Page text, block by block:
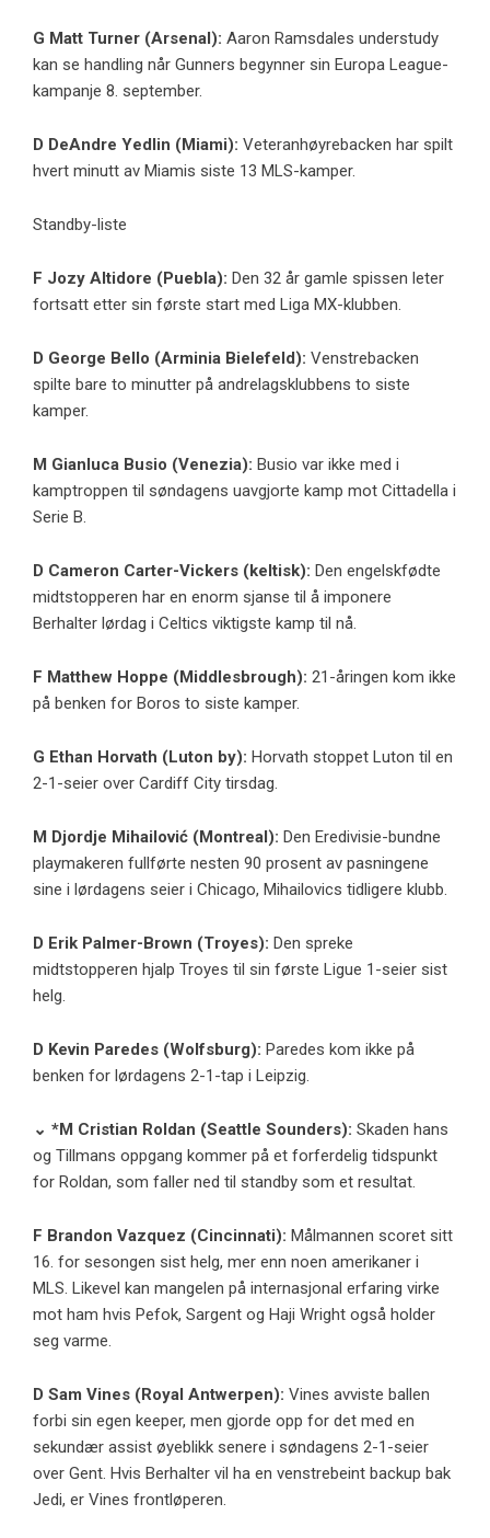
G Matt Turner (Arsenal): Aaron Ramsdales understudy
kan se handling når Gunners begynner sin Europa League-
kampanje 8. september.
D DeAndre Yedlin (Miami): Veteranhøyrebacken har spilt
hvert minutt av Miamis siste 13 MLS-kamper.
Standby-liste
F Jozy Altidore (Puebla): Den 32 år gamle spissen leter
fortsatt etter sin første start med Liga MX-klubben.
D George Bello (Arminia Bielefeld): Venstrebacken
spilte bare to minutter på andrelagsklubbens to siste
kamper.
M Gianluca Busio (Venezia): Busio var ikke med i
kamptroppen til søndagens uavgjorte kamp mot Cittadella i
Serie B.
D Cameron Carter-Vickers (keltisk): Den engelskfødte
midtstopperen har en enorm sjanse til å imponere
Berhalter lørdag i Celtics viktigste kamp til nå.
F Matthew Hoppe (Middlesbrough): 21-åringen kom ikke
på benken for Boros to siste kamper.
G Ethan Horvath (Luton by): Horvath stoppet Luton til en
2-1-seier over Cardiff City tirsdag.
M Djordje Mihailović (Montreal): Den Eredivisie-bundne
playmakeren fullførte nesten 90 prosent av pasningene
sine i lørdagens seier i Chicago, Mihailovics tidligere klubb.
D Erik Palmer-Brown (Troyes): Den spreke
midtstopperen hjalp Troyes til sin første Ligue 1-seier sist
helg.
D Kevin Paredes (Wolfsburg): Paredes kom ikke på
benken for lørdagens 2-1-tap i Leipzig.
⌄ *M Cristian Roldan (Seattle Sounders): Skaden hans
og Tillmans oppgang kommer på et forferdelig tidspunkt
for Roldan, som faller ned til standby som et resultat.
F Brandon Vazquez (Cincinnati): Målmannen scoret sitt
16. for sesongen sist helg, mer enn noen amerikaner i
MLS. Likevel kan mangelen på internasjonal erfaring virke
mot ham hvis Pefok, Sargent og Haji Wright også holder
seg varme.
D Sam Vines (Royal Antwerpen): Vines avviste ballen
forbi sin egen keeper, men gjorde opp for det med en
sekundær assist øyeblikk senere i søndagens 2-1-seier
over Gent. Hvis Berhalter vil ha en venstrebeint backup bak
Jedi, er Vines frontløperen.